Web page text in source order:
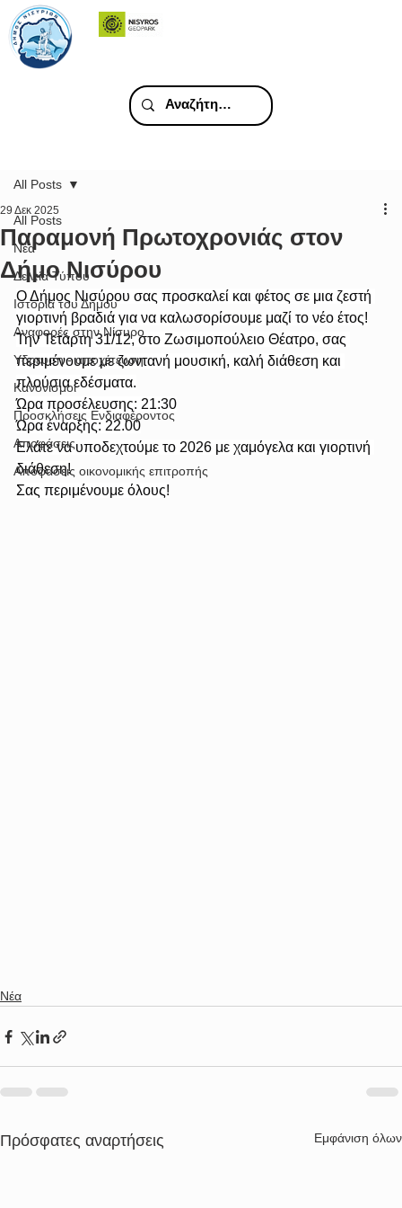
All Posts
Νέα
Δελτία Τύπου
Ιστορία του Δήμου
Αναφορές στην Νίσυρο
Υδρευση - αποχέτευση
Κανονισμοί
Προσκλήσεις Ενδιαφέροντος
Αποφάσεις
Αποφάσεις οικονομικής επιτροπής
All Posts
Παραμονή Πρωτοχρονιάς στον
Δήμο Νισύρου
29 Δεκ 2025
Ο Δήμος Νισύρου σας προσκαλεί και φέτος σε μια ζεστή
γιορτινή βραδιά για να καλωσορίσουμε μαζί το νέο έτος!
Την Τετάρτη 31/12, στο Ζωσιμοπούλειο Θέατρο, σας
περιμένουμε με ζωντανή μουσική, καλή διάθεση και
πλούσια εδέσματα.
Ώρα προσέλευσης: 21:30
Ώρα έναρξης: 22.00
Ελάτε να υποδεχτούμε το 2026 με χαμόγελα και γιορτινή
διάθεση!
Σας περιμένουμε όλους!
Νέα
Πρόσφατες αναρτήσεις Εμφάνιση όλων